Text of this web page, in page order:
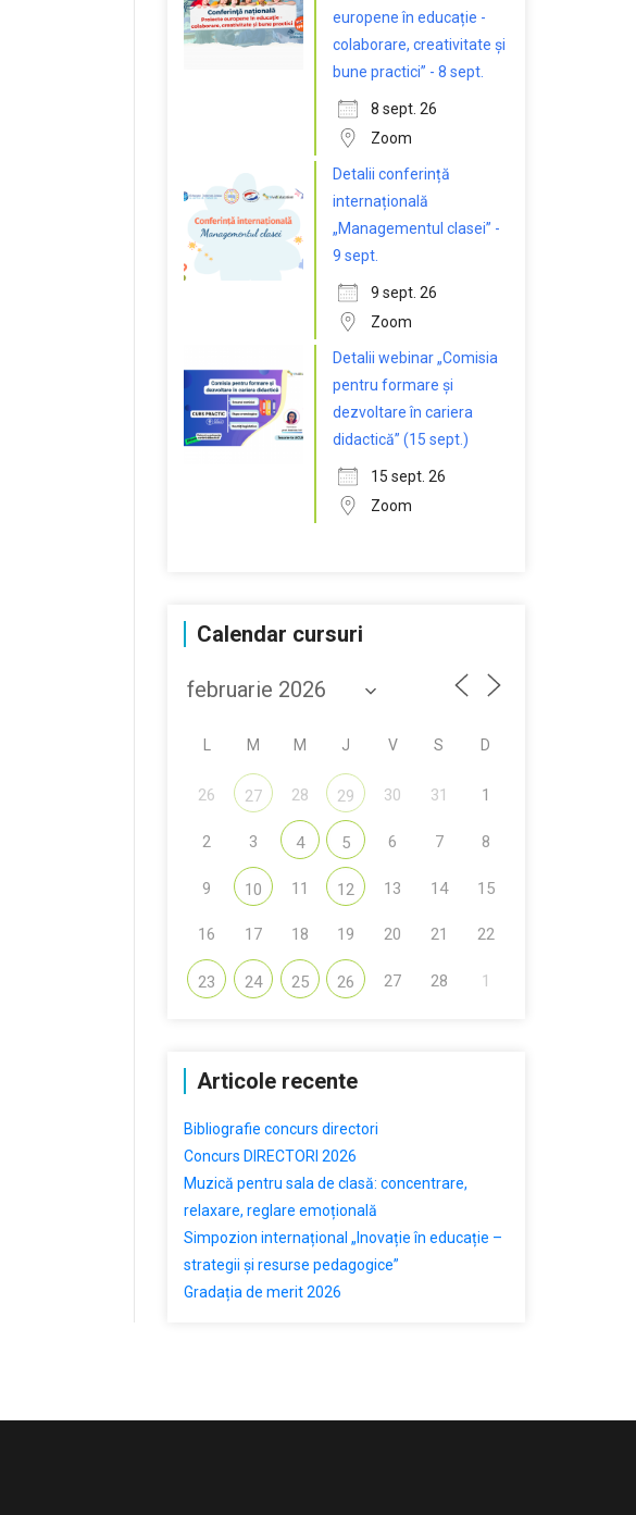
europene în educație -
colaborare, creativitate și
bune practici” - 8 sept.
8 sept. 26
Zoom
Detalii conferință
internațională
„Managementul clasei” -
9 sept.
9 sept. 26
Zoom
Detalii webinar „Comisia
pentru formare și
dezvoltare în cariera
didactică” (15 sept.)
15 sept. 26
Zoom
Calendar cursuri
M M J V S D
26 27 28 29 30 31 1
2 3 4 5 6 7 8
9 10 11 12 13 14 15
16 17 18 19 20 21 22
23 24 25 26 27 28 1
Articole recente
Bibliografie concurs directori
Concurs DIRECTORI 2026
Muzică pentru sala de clasă: concentrare,
relaxare, reglare emoțională
Simpozion internațional „Inovație în educație –
strategii și resurse pedagogice”
Gradația de merit 2026